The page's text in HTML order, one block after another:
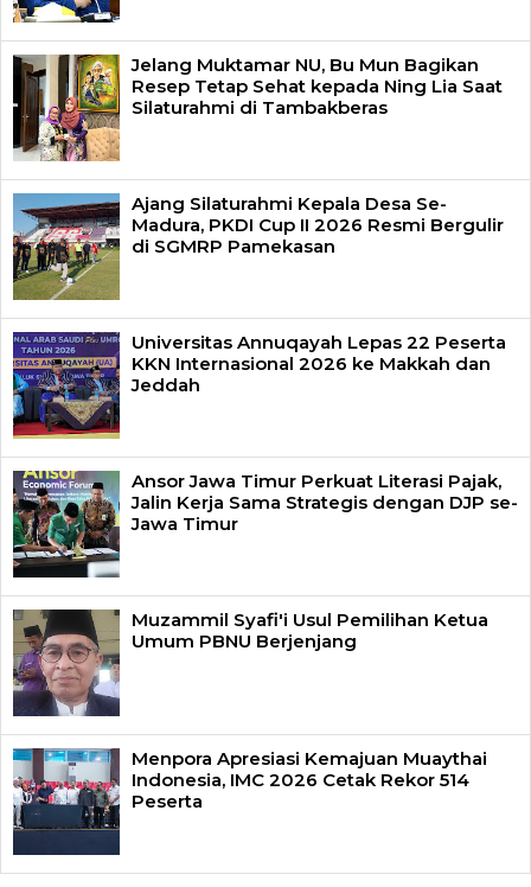
Jelang Muktamar NU, Bu Mun Bagikan
Resep Tetap Sehat kepada Ning Lia Saat
Silaturahmi di Tambakberas
Ajang Silaturahmi Kepala Desa Se-
Madura, PKDI Cup II 2026 Resmi Bergulir
di SGMRP Pamekasan
Universitas Annuqayah Lepas 22 Peserta
KKN Internasional 2026 ke Makkah dan
Jeddah
Ansor Jawa Timur Perkuat Literasi Pajak,
Jalin Kerja Sama Strategis dengan DJP se-
Jawa Timur
Muzammil Syafi'i Usul Pemilihan Ketua
Umum PBNU Berjenjang
Menpora Apresiasi Kemajuan Muaythai
Indonesia, IMC 2026 Cetak Rekor 514
Peserta